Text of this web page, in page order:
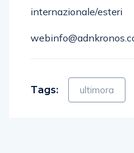
internazionale/esteri
Tags: ultimora